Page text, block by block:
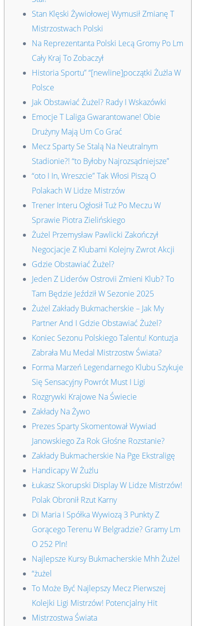
Stan Klęski Żywiołowej Wymusił Zmianę T
Mistrzostwach Polski
Na Reprezentanta Polski Lecą Gromy Po Lm
Cały Kraj To Zobaczył
Historia Sportu” “[newline]początki Żużla W
Polsce
Jak Obstawiać Żużel? Rady I Wskazówki
Emocje T Laliga Gwarantowane! Obie
Drużyny Mają Um Co Grać
Mecz Sparty Se Stalą Na Neutralnym
Stadionie?! “to Byłoby Najrozsądniejsze”
“oto I In, Wreszcie” Tak Włosi Piszą O
Polakach W Lidze Mistrzów
Trener Interu Ogłosił Tuż Po Meczu W
Sprawie Piotra Zielińskiego
Żużel Przemysław Pawlicki Zakończył
Negocjacje Z Klubami Kolejny Zwrot Akcji
Gdzie Obstawiać Żużel?
Jeden Z Liderów Ostrovii Zmieni Klub? To
Tam Będzie Jeździł W Sezonie 2025
Żużel Zakłady Bukmacherskie – Jak My
Partner And I Gdzie Obstawiać Żużel?
Koniec Sezonu Polskiego Talentu! Kontuzja
Zabrała Mu Medal Mistrzostw Świata?
Forma Marzeń Legendarnego Klubu Szykuje
Się Sensacyjny Powrót Must I Ligi
Rozgrywki Krajowe Na Świecie
Zakłady Na Żywo
Prezes Sparty Skomentował Wywiad
Janowskiego Za Rok Głośne Rozstanie?
Zakłady Bukmacherskie Na Pge Ekstraligę
Handicapy W Żużlu
Łukasz Skorupski Display W Lidze Mistrzów!
Polak Obronił Rzut Karny
Di Maria I Spółka Wywiozą 3 Punkty Z
Gorącego Terenu W Belgradzie? Gramy Lm
O 252 Pln!
Najlepsze Kursy Bukmacherskie Mhh Żużel
“żużel
To Może Być Najlepszy Mecz Pierwszej
Kolejki Ligi Mistrzów! Potencjalny Hit
Mistrzostwa Świata